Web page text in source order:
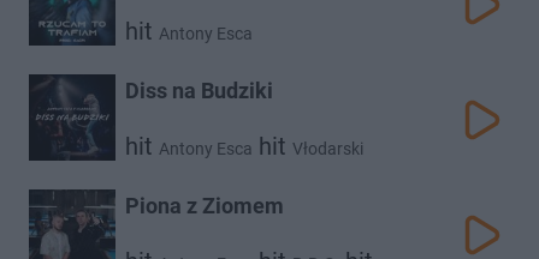
hit Antony Esca
Diss na Budziki
hit Antony Esca hit Vłodarski
Piona z Ziomem